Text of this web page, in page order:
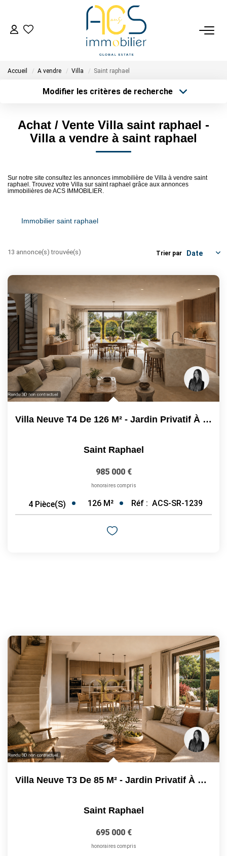
Tous Nos Biens En Vente
- Biens D'investissement
Déposez Votre Recherche D'achat
Tous Nos Biens Vendus
GÉRER
NOS AGENCES
CONTACT
Accueil A vendre Villa Saint raphael
Modifier les critères de recherche
Sélectionnez...
Type de bien
Surface min
Créer une alerte
Achat / Vente Villa saint raphael -
Villa a vendre à saint raphael
Sur notre site consultez les annonces immobilière de Villa à vendre saint
raphael. Trouvez votre Villa sur saint raphael grâce aux annonces
immobilières de ACS IMMOBILIER.
Immobilier saint raphael
13 annonce(s) trouvée(s) Trier par
Villa Neuve T4 De 126 M² - Jardin Privatif À Saint-Raphaël...
Saint Raphael
985 000 €
honoraires compris
4 Pièce(s) 126 M² Réf : ACS-SR-1239
Villa Neuve T3 De 85 M² - Jardin Privatif À Saint-Raphaël -...
Saint Raphael
695 000 €
honoraires compris